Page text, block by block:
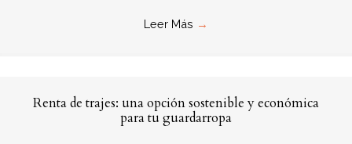
Leer Más →
Renta de trajes: una opción sostenible y económica
para tu guardarropa